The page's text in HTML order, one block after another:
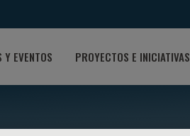
Y EVENTOS PROYECTOS E INICIATIVAS